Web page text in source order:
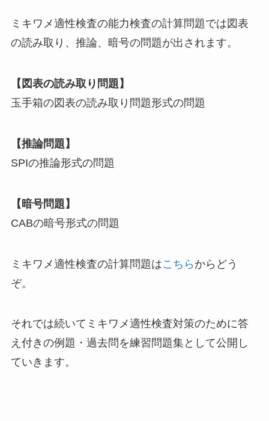
ミキワメ適性検査の能力検査の計算問題では図表
の読み取り、推論、暗号の問題が出されます。
【図表の読み取り問題】
玉手箱の図表の読み取り問題形式の問題
【推論問題】
SPIの推論形式の問題
【暗号問題】
CABの暗号形式の問題
ミキワメ適性検査の計算問題はこちら からどう
ぞ。
それでは続いてミキワメ適性検査対策のために答
え付きの例題・過去問を練習問題集として公開し
ていきます。